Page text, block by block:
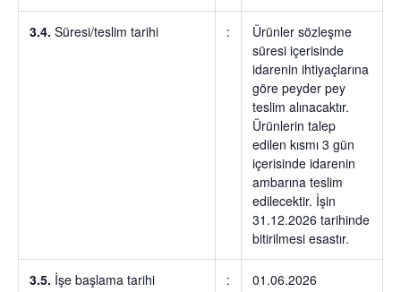
3.4. Süresi/teslim tarihi :
Ürünler sözleşme
süresi içerisinde
idarenin ihtiyaçlarına
göre peyder pey
teslim alınacaktır.
Ürünlerin talep
edilen kısmı 3 gün
içerisinde idarenin
ambarına teslim
edilecektir. İşin
31.12.2026 tarihinde
bitirilmesi esastır.
3.5. İşe başlama tarihi : 01.06.2026